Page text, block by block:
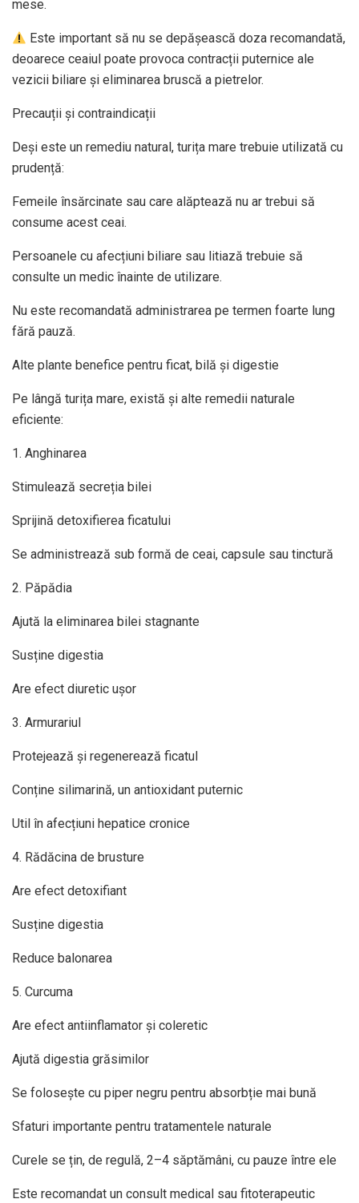
mese.
Este important să nu se depășească doza recomandată,
deoarece ceaiul poate provoca contracții puternice ale
vezicii biliare și eliminarea bruscă a pietrelor.
Precauții și contraindicații
Deși este un remediu natural, turița mare trebuie utilizată cu
prudență:
Femeile însărcinate sau care alăptează nu ar trebui să
consume acest ceai.
Persoanele cu afecțiuni biliare sau litiază trebuie să
consulte un medic înainte de utilizare.
Nu este recomandată administrarea pe termen foarte lung
fără pauză.
Alte plante benefice pentru ficat, bilă și digestie
Pe lângă turița mare, există și alte remedii naturale
eficiente:
1. Anghinarea
Stimulează secreția bilei
Sprijină detoxifierea ficatului
Se administrează sub formă de ceai, capsule sau tinctură
2. Păpădia
Ajută la eliminarea bilei stagnante
Susține digestia
Are efect diuretic ușor
3. Armurariul
Protejează și regenerează ficatul
Conține silimarină, un antioxidant puternic
Util în afecțiuni hepatice cronice
4. Rădăcina de brusture
Are efect detoxifiant
Susține digestia
Reduce balonarea
5. Curcuma
Are efect antiinflamator și coleretic
Ajută digestia grăsimilor
Se folosește cu piper negru pentru absorbție mai bună
Sfaturi importante pentru tratamentele naturale
Curele se țin, de regulă, 2–4 săptămâni, cu pauze între ele
Este recomandat un consult medical sau fitoterapeutic